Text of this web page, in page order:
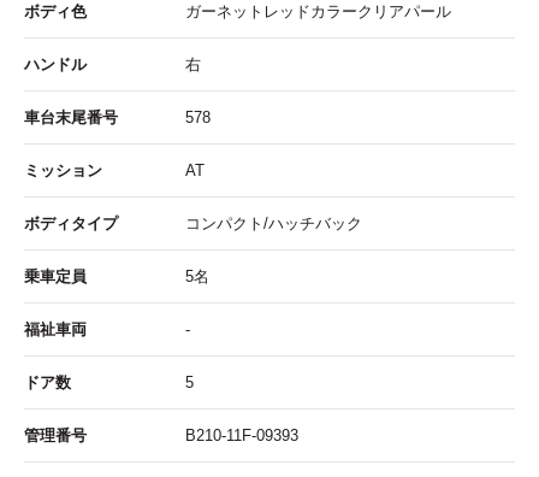
ボディ色 ガーネットレッドカラークリアパール
ハンドル 右
車台末尾番号 578
ミッション AT
ボディタイプ コンパクト/ハッチバック
乗車定員 5名
福祉車両 -
ドア数 5
管理番号 B210-11F-09393